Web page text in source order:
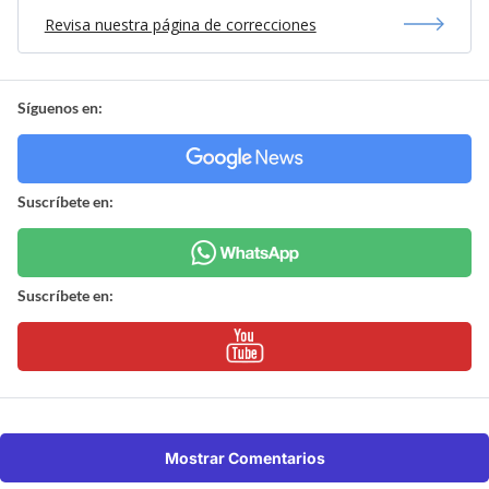
Revisa nuestra página de correcciones
Síguenos en:
Suscríbete en:
Suscríbete en:
Mostrar Comentarios